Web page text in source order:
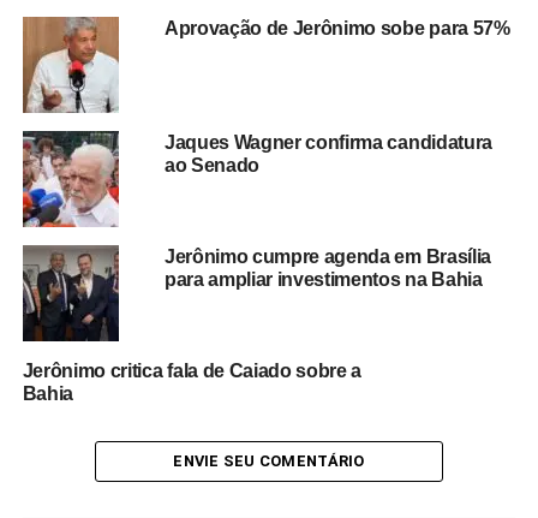
Governo da Bahia
cidadania, do compromisso público e do
desenvolvimento estadual.
histórica de
2 de Julho, marco da consolidação da
Independência da Bahia, que representa um dos
capítulos mais importantes da história brasileira e inspira
Aprovação de Jerônimo sobe para 57%
Jaques Wagner confirma candidatura
ao Senado
Jerônimo cumpre agenda em Brasília
para ampliar investimentos na Bahia
Jerônimo critica fala de Caiado sobre a
Bahia
ENVIE SEU COMENTÁRIO